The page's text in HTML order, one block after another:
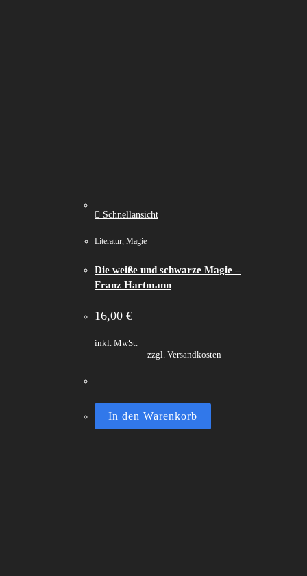
Schnellansicht
Literatur, Magie
Die weiße und schwarze Magie –
Franz Hartmann
16,00 €
inkl. MwSt.
zzgl. Versandkosten
In den Warenkorb